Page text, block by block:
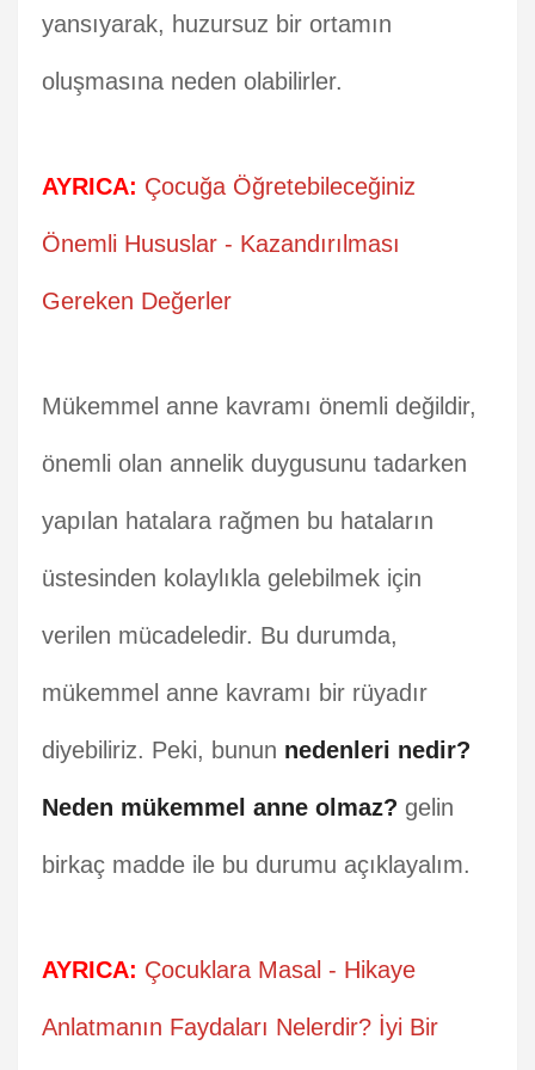
yansıyarak, huzursuz bir ortamın
oluşmasına neden olabilirler.
AYRICA: Çocuğa Öğretebileceğiniz
Önemli Hususlar - Kazandırılması
Gereken Değerler
Mükemmel anne kavramı önemli değildir,
önemli olan annelik duygusunu tadarken
yapılan hatalara rağmen bu hataların
üstesinden kolaylıkla gelebilmek için
verilen mücadeledir. Bu durumda,
mükemmel anne kavramı bir rüyadır
diyebiliriz. Peki, bunun nedenleri nedir?
Neden mükemmel anne olmaz? gelin
birkaç madde ile bu durumu açıklayalım.
AYRICA: Çocuklara Masal - Hikaye
Anlatmanın Faydaları Nelerdir? İyi Bir